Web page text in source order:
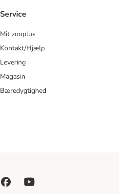
Service
Mit zooplus
Kontakt/Hjælp
Levering
Magasin
Bæredygtighed